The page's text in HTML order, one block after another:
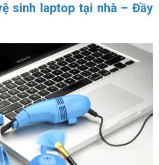
sinh laptop tại nhà – Đầy